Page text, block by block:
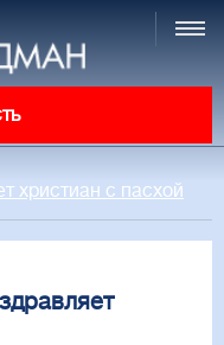
христиан с пасхой